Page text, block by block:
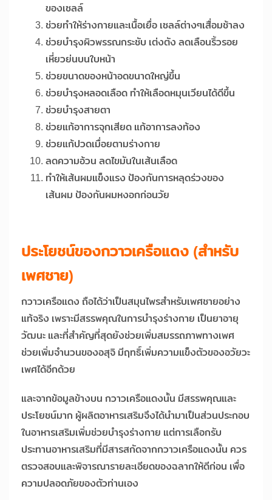
ของเซลล์
ช่วยทำให้ร่างกายและเนื้อเยื่อ เซลล์ต่างๆเสื่อมช้าลง
ช่วยบำรุงผิวพรรณกระชับ เต่งตัง ลดเลือนริ้วรอย
เหี่ยวย่นบนใบหน้า
ช่วยขนาดของหน้าอดขนาดใหญ่ขึ้น
ช่วยบำรุงหลอดเลือด ทำให้เลือดหมุนเวียนได้ดีขึ้น
ช่วยบำรุงสายตา
ช่วยแก้อาการจุกเสียด แก้อาการลงท้อง
ช่วยแก้ปวดเมื่อยตามร่างกาย
ลดความอ้วน ลดไขมันในเส้นเลือด
ทำให้เส้นผมแข็งแรง ป้องกันการหลุดร่วงของ
เส้นผม ป้องกันผมหงอกก่อนวัย
ประโยชน์ของกวาวเครือแดง (สำหรับ
เพศชาย)
กวาวเครือแดง ถือได้ว่าเป็นสมุนไพรสำหรับเพศชายอย่าง
แท้จริง เพราะมีสรรพคุณในการบำรุงร่างกาย เป็นยาอายุ
วัฒนะ และที่สำคัญที่สุดยังช่วยเพิ่มสมรรถภาพทางเพศ
ช่วยเพิ่มจำนวนของอสุจิ มีฤทธิ์เพิ่มความแข็งตัวของอวัยวะ
เพศได้อีกด้วย
และจากข้อมูลข้างบน กวาวเครือแดงนั้น มีสรรพคุณและ
ประโยชน์มาก ผู้ผลิตอาหารเสริมจึงได้นำมาเป็นส่วนประกอบ
ในอาหารเสริมเพิ่มช่วยบำรุงร่างกาย แต่การเลือกรับ
ประทานอาหารเสริมที่มีสารสกัดจากกวาวเครือแดงนั้น ควร
ตรวจสอบและพิจารณารายละเอียดของฉลากให้ดีก่อน เพื่อ
ความปลอดภัยของตัวท่านเอง